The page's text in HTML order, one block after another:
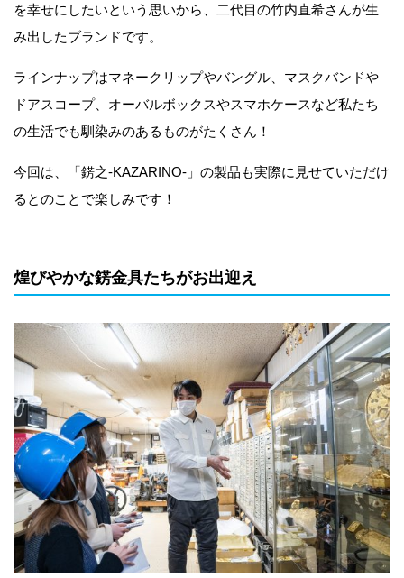
を幸せにしたいという思いから、二代目の竹内直希さんが生
み出したブランドです。
ラインナップはマネークリップやバングル、マスクバンドや
ドアスコープ、オーバルボックスやスマホケースなど私たち
の生活でも馴染みのあるものがたくさん！
今回は、「錺之-KAZARINO-」の製品も実際に見せていただけ
るとのことで楽しみです！
煌びやかな錺金具たちがお出迎え